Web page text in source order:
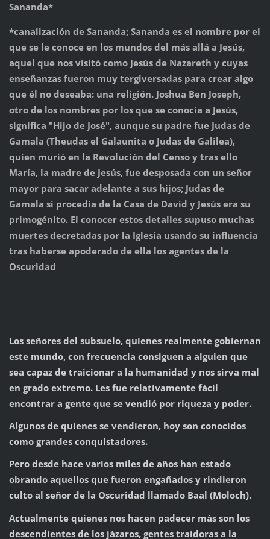
Sananda*
*canalización de Sananda; Sananda es el nombre por el
que se le conoce en los mundos del más allá a Jesús,
aquel que nos visitó como Jesús de Nazareth y cuyas
enseñanzas fueron muy tergiversadas para crear algo
que él no deseaba: una religión. Joshua Ben Joseph,
otro de los nombres por los que se conocía a Jesús,
significa "Hijo de José", aunque su padre fue Judas de
Gamala (Theudas el Galaunita o Judas de Galilea),
quien murió en la Revolución del Censo y tras ello
María, la madre de Jesús, fue desposada con un señor
mayor para sacar adelante a sus hijos; Judas de
Gamala sí procedía de la Casa de David y Jesús era su
primogénito. El conocer estos detalles supuso muchas
muertes decretadas por la Iglesia usando su influencia
tras haberse apoderado de ella los agentes de la
Oscuridad
Los señores del subsuelo, quienes realmente gobiernan
este mundo, con frecuencia consiguen a alguien que
sea capaz de traicionar a la humanidad y nos sirva mal
en grado extremo. Les fue relativamente fácil
encontrar a gente que se vendió por riqueza y poder.
Algunos de quienes se vendieron, hoy son conocidos
como grandes conquistadores.
Pero desde hace varios miles de años han estado
obrando aquellos que fueron engañados y rindieron
culto al señor de la Oscuridad llamado Baal (Moloch).
Actualmente quienes nos hacen padecer más son los
descendientes de los jázaros, gentes traidoras a la